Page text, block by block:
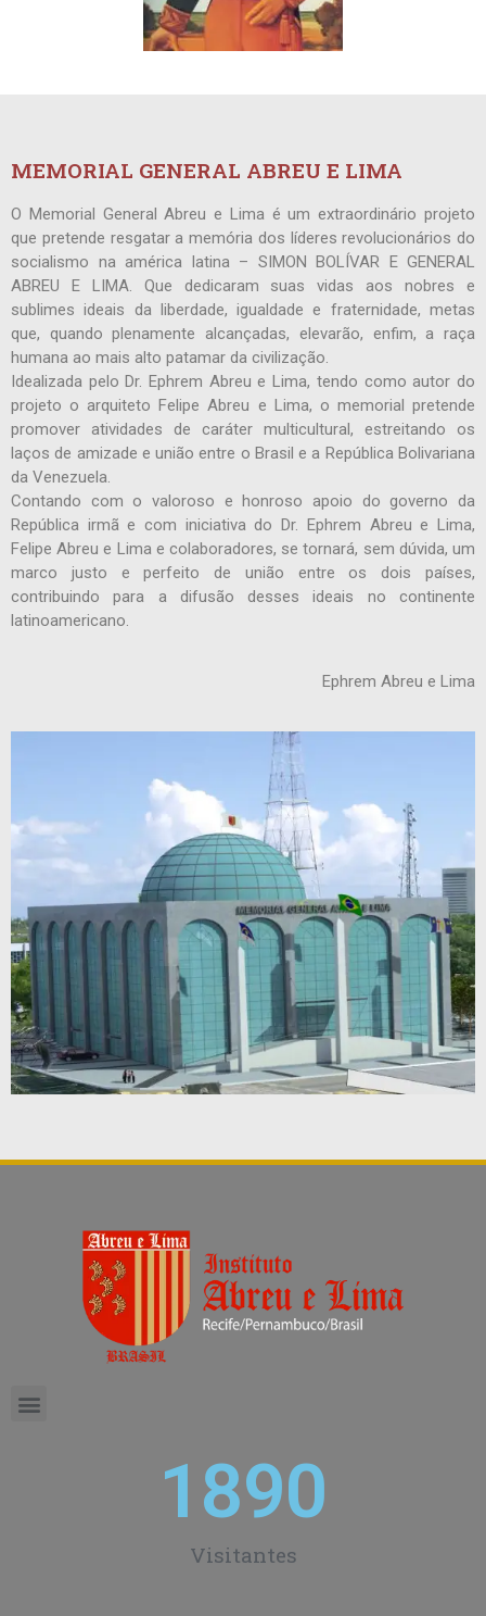
MEMORIAL GENERAL ABREU E LIMA
O Memorial General Abreu e Lima é um extraordinário projeto
que pretende resgatar a memória dos líderes revolucionários do
socialismo na américa latina – SIMON BOLÍVAR E GENERAL
ABREU E LIMA. Que dedicaram suas vidas aos nobres e
sublimes ideais da liberdade, igualdade e fraternidade, metas
que, quando plenamente alcançadas, elevarão, enfim, a raça
humana ao mais alto patamar da civilização.
Idealizada pelo Dr. Ephrem Abreu e Lima, tendo como autor do
projeto o arquiteto Felipe Abreu e Lima, o memorial pretende
promover atividades de caráter multicultural, estreitando os
laços de amizade e união entre o Brasil e a República Bolivariana
da Venezuela.
Contando com o valoroso e honroso apoio do governo da
República irmã e com iniciativa do Dr. Ephrem Abreu e Lima,
Felipe Abreu e Lima e colaboradores, se tornará, sem dúvida, um
marco justo e perfeito de união entre os dois países,
contribuindo para a difusão desses ideais no continente
latinoamericano.
Ephrem Abreu e Lima
1890
Visitantes